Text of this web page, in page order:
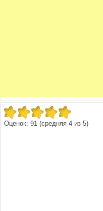
Оценок: 91 (средняя 4 из 5)